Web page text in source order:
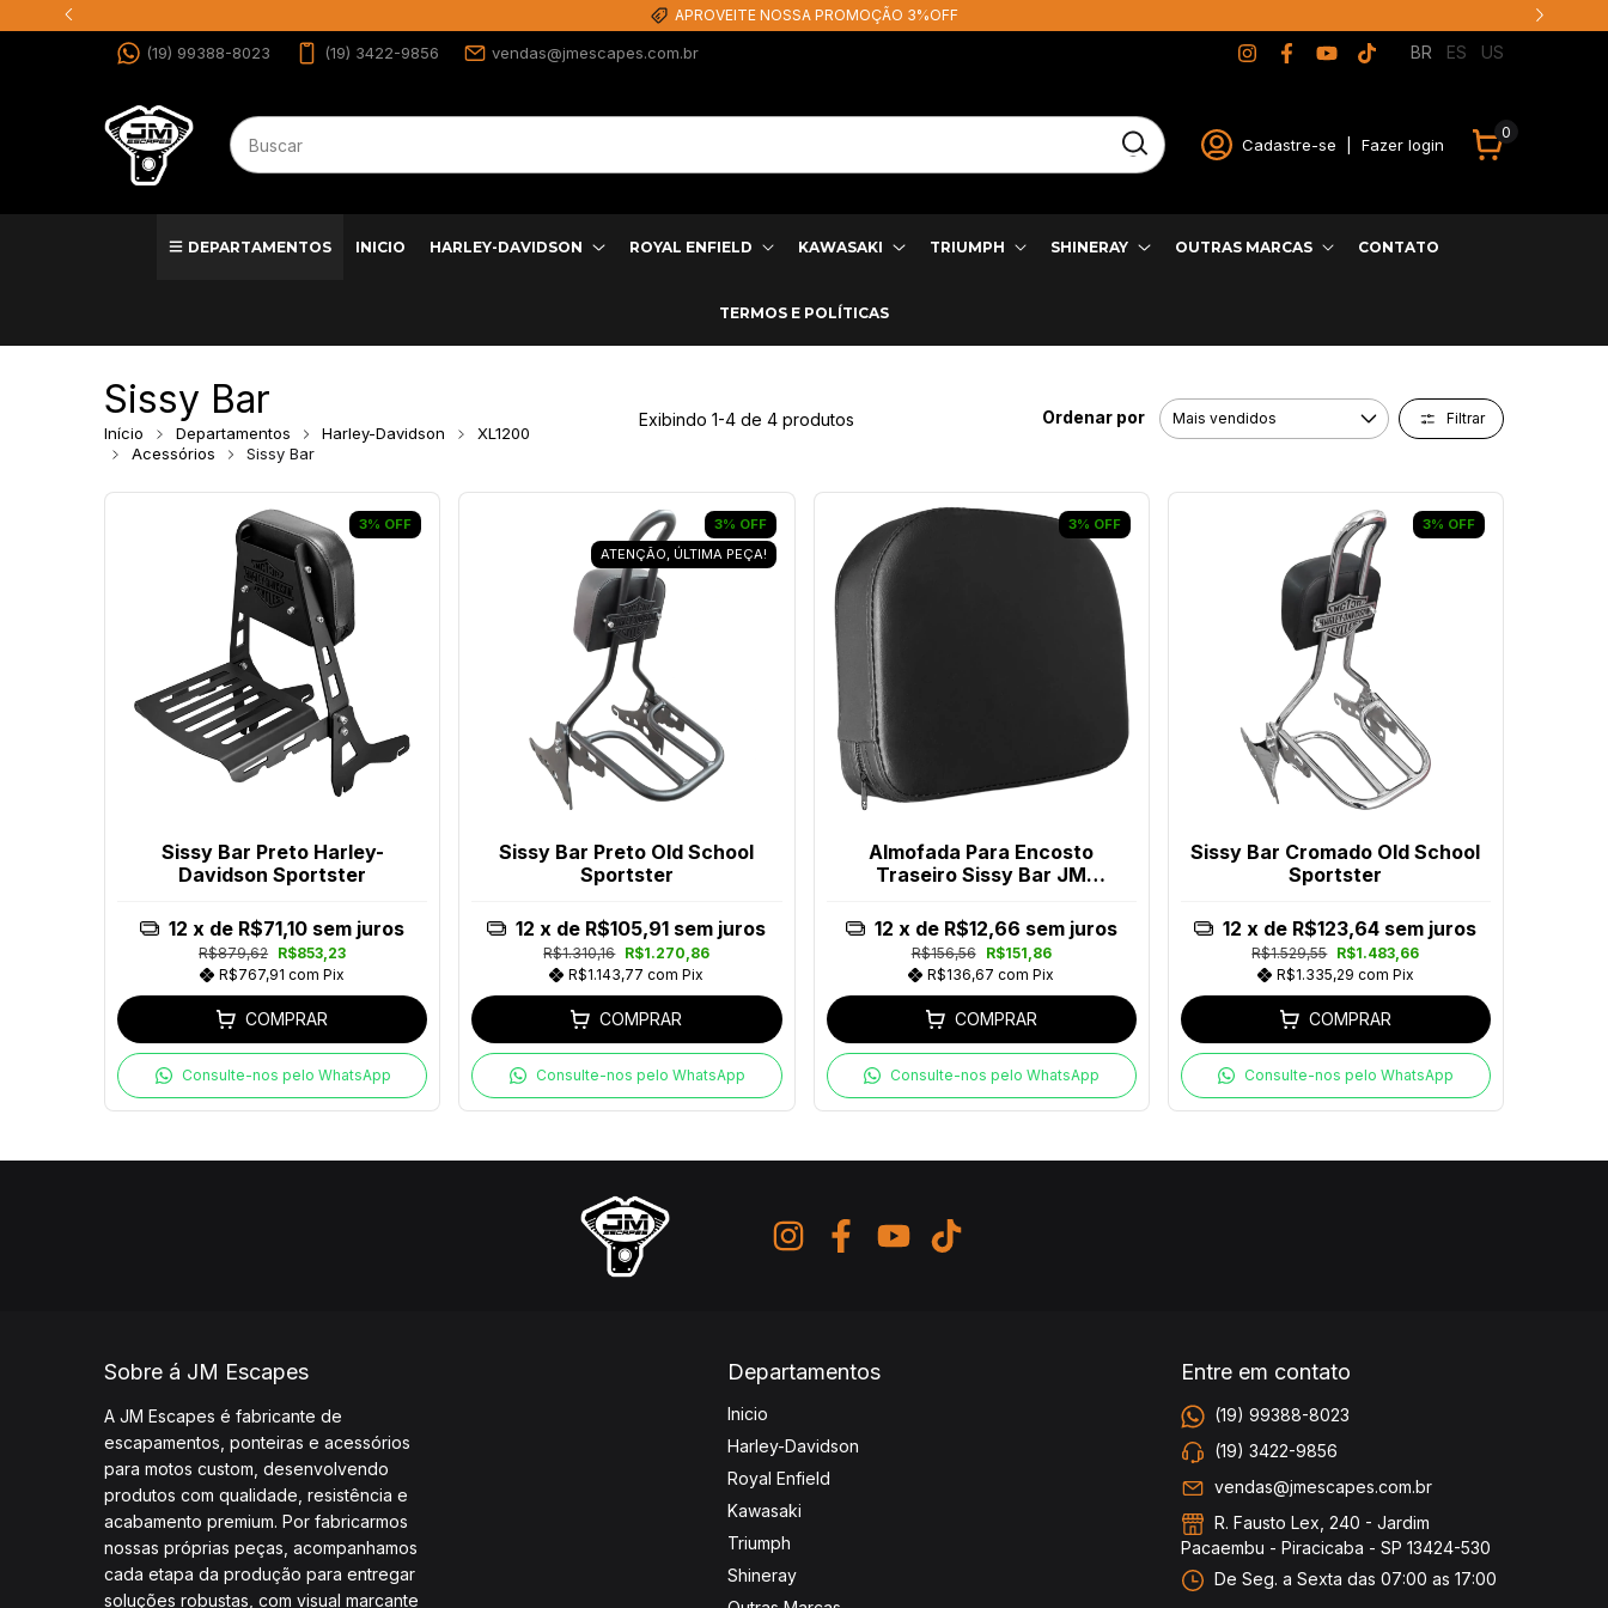
APROVEITE NOSSA PROMOÇÃO 3%OFF
(19) 99388-8023 (19) 3422-9856 vendas@jmescapes.com.br BR ES US
Cadastre-se Fazer login
0
DEPARTAMENTOS INICIO HARLEY-DAVIDSON ROYAL ENFIELD KAWASAKI TRIUMPH SHINERAY OUTRAS MARCAS CONTATO
TERMOS E POLÍTICAS
Sissy Bar
Início Departamentos Harley-Davidson
XL1200
Acessórios
Sissy Bar
Exibindo 1-4 de 4 produtos Ordenar por Filtrar
3% OFF
Sissy Bar Preto Harley-
Davidson Sportster
R$879,62 R$853,23
R$767,91com Pix
12 x de R$71,10 sem juros
COMPRAR
Consulte-nos pelo WhatsApp
3% OFF
ATENÇÃO, ÚLTIMA PEÇA!
Sissy Bar Preto Old School
Sportster
R$1.310,16 R$1.270,86
R$1.143,77com Pix
12 x de R$105,91 sem juros
COMPRAR
Consulte-nos pelo WhatsApp
3% OFF
Almofada Para Encosto
Traseiro Sissy Bar JM
R$156,56
R$151,86
R$136,67com Pix
12 x de R$12,66 sem juros
COMPRAR
Consulte-nos pelo WhatsApp
3% OFF
Sissy Bar Cromado Old School
Sportster
R$1.529,55 R$1.483,66
R$1.335,29 com Pix
12 x de R$123,64 sem juros
COMPRAR
Consulte-nos pelo WhatsApp
Sobre á JM Escapes
A JM Escapes é fabricante de
escapamentos, ponteiras e acessórios
para motos custom, desenvolvendo
produtos com qualidade, resistência e
acabamento premium. Por fabricarmos
nossas próprias peças, acompanhamos
cada etapa da produção para entregar
soluções robustas, com visual marcante
Departamentos
Inicio
Harley-Davidson
Royal Enfield
Kawasaki
Triumph
Shineray
Entre em contato
(19) 99388-8023
(19) 3422-9856
vendas@jmescapes.com.br
R. Fausto Lex, 240 - Jardim
Pacaembu - Piracicaba - SP 13424-530
De Seg. a Sexta das 07:00 as 17:00